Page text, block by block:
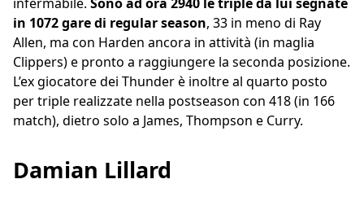
in 1072 gare di regular season, 33 in meno di Ray
Allen, ma con Harden ancora in attività (in maglia
Clippers) e pronto a raggiungere la seconda posizione.
L’ex giocatore dei Thunder è inoltre al quarto posto
per triple realizzate nella postseason con 418 (in 166
match), dietro solo a James, Thompson e Curry.
Damian Lillard